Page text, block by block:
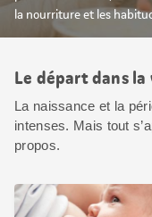
la nourriture et les
Le départ dans la
La naissance et la
intenses. Mais tout
propos.